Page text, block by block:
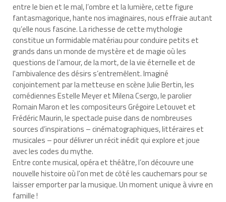
entre le bien et le mal, l’ombre et la lumière, cette figure
fantasmagorique, hante nos imaginaires, nous effraie autant
qu’elle nous fascine. La richesse de cette mythologie
constitue un formidable matériau pour conduire petits et
grands dans un monde de mystère et de magie où les
questions de l’amour, de la mort, de la vie éternelle et de
l'ambivalence des désirs s’entremêlent. Imaginé
conjointement par la metteuse en scène Julie Bertin, les
comédiennes Estelle Meyer et Milena Csergo, le parolier
Romain Maron et les compositeurs Grégoire Letouvet et
Frédéric Maurin, le spectacle puise dans de nombreuses
sources d’inspirations – cinématographiques, littéraires et
musicales – pour délivrer un récit inédit qui explore et joue
avec les codes du mythe.
Entre conte musical, opéra et théâtre, l’on découvre une
nouvelle histoire où l'on met de côté les cauchemars pour se
laisser emporter par la musique. Un moment unique à vivre en
famille !